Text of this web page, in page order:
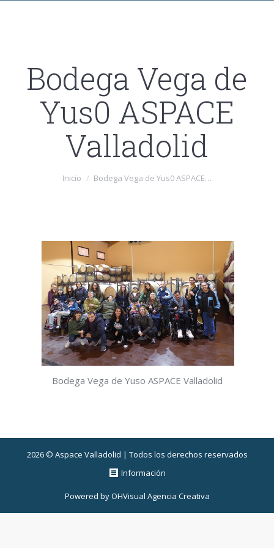
Bodega Vega de
Yus0 ASPACE
Valladolid
Inicio Bodega Vega de Yus0 ASPACE…
Bodega Vega de Yuso ASPACE Valladolid
2026 © Aspace Valladolid | Todos los derechos reservados
Información
Powered byOHVisual Agencia Creativa